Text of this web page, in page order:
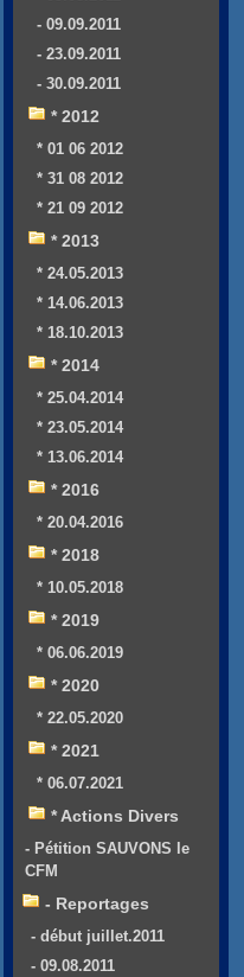
- 09.09.2011
- 23.09.2011
- 30.09.2011
* 2012
* 01 06 2012
* 31 08 2012
* 21 09 2012
* 2013
* 24.05.2013
* 14.06.2013
* 18.10.2013
* 2014
* 25.04.2014
* 23.05.2014
* 13.06.2014
* 2016
* 20.04.2016
* 2018
* 10.05.2018
* 2019
* 06.06.2019
* 2020
* 22.05.2020
* 2021
* 06.07.2021
* Actions Divers
- Pétition SAUVONS le
CFM
- Reportages
- début juillet.2011
- 09.08.2011